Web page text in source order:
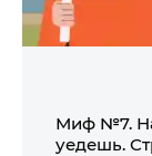
Миф №7.
уедешь.